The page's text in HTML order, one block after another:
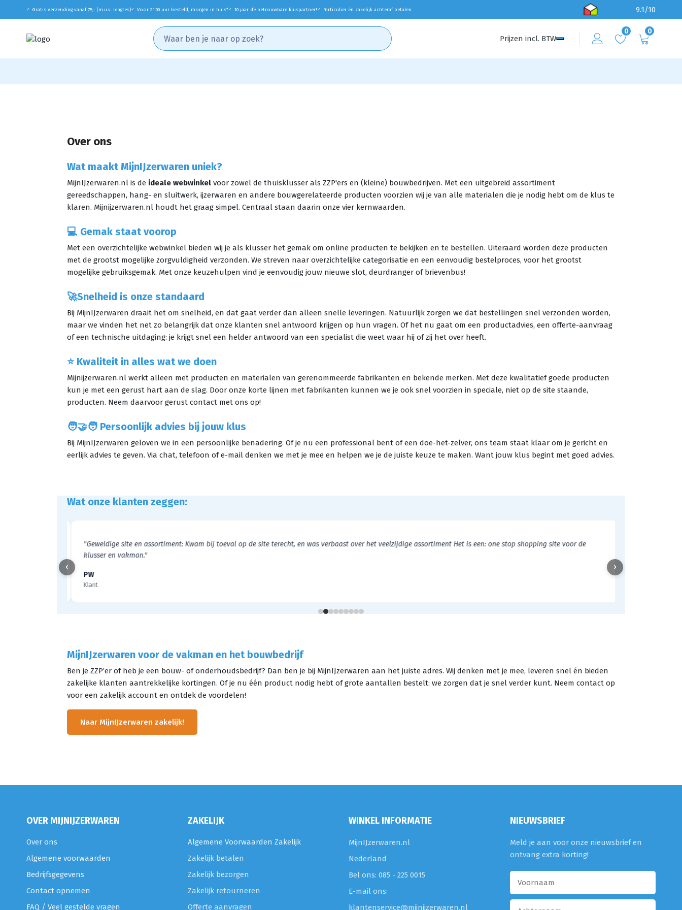
✓ Gratis verzending vanaf 75,- (m.u.v. lengtes)✓ Voor 21:00 uur besteld, morgen in huis*✓ 10 jaar dé betrouwbare kluspartner! ✓ Particulier én zakelijk achteraf betalen 9.1/10
Prijzen incl. BTW
0 0
Over ons
Wat maakt MijnIJzerwaren uniek?
MijnIJzerwaren.nl is de ideale webwinkel voor zowel de thuisklusser als ZZP'ers en (kleine) bouwbedrijven. Met een uitgebreid assortiment
gereedschappen, hang- en sluitwerk, ijzerwaren en andere bouwgerelateerde producten voorzien wij je van alle materialen die je nodig hebt om de klus te
klaren. Mijnijzerwaren.nl houdt het graag simpel. Centraal staan daarin onze vier kernwaarden.
💻 Gemak staat voorop
Met een overzichtelijke webwinkel bieden wij je als klusser het gemak om online producten te bekijken en te bestellen. Uiteraard worden deze producten
met de grootst mogelijke zorgvuldigheid verzonden. We streven naar overzichtelijke categorisatie en een eenvoudig bestelproces, voor het grootst
mogelijke gebruiksgemak. Met onze keuzehulpen vind je eenvoudig jouw nieuwe slot, deurdranger of brievenbus!
🚀Snelheid is onze standaard
Bij MijnIJzerwaren draait het om snelheid, en dat gaat verder dan alleen snelle leveringen. Natuurlijk zorgen we dat bestellingen snel verzonden worden,
maar we vinden het net zo belangrijk dat onze klanten snel antwoord krijgen op hun vragen. Of het nu gaat om een productadvies, een offerte-aanvraag
of een technische uitdaging: je krijgt snel een helder antwoord van een specialist die weet waar hij of zij het over heeft.
⭐ Kwaliteit in alles wat we doen
Mijnijzerwaren.nl werkt alleen met producten en materialen van gerenommeerde fabrikanten en bekende merken. Met deze kwalitatief goede producten
kun je met een gerust hart aan de slag. Door onze korte lijnen met fabrikanten kunnen we je ook snel voorzien in speciale, niet op de site staande,
producten. Neem daarvoor gerust contact met ons op!
🧑‍🤝‍🧑 Persoonlijk advies bij jouw klus
Bij MijnIJzerwaren geloven we in een persoonlijke benadering. Of je nu een professional bent of een doe-het-zelver, ons team staat klaar om je gericht en
eerlijk advies te geven. Via chat, telefoon of e-mail denken we met je mee en helpen we je de juiste keuze te maken. Want jouw klus begint met goed advies.
Wat onze klanten zeggen:
"Geweldige site en assortiment: Kwam bij toeval op de site terecht, en was verbaast over het veelzijdige assortiment Het is een: one stop shopping site voor de
klusser en vakman."
PW
Klant
‹ ›
MijnIJzerwaren voor de vakman en het bouwbedrijf
Ben je ZZP’er of heb je een bouw- of onderhoudsbedrijf? Dan ben je bij MijnIJzerwaren aan het juiste adres. Wij denken met je mee, leveren snel én bieden
zakelijke klanten aantrekkelijke kortingen. Of je nu één product nodig hebt of grote aantallen bestelt: we zorgen dat je snel verder kunt. Neem contact op
voor een zakelijk account en ontdek de voordelen!
Naar MijnIJzerwaren zakelijk!
OVER MIJNIJZERWAREN
Over ons
Algemene voorwaarden
Bedrijfsgegevens
Contact opnemen
FAQ / Veel gestelde vragen
ZAKELIJK
Algemene Voorwaarden Zakelijk
Zakelijk betalen
Zakelijk bezorgen
Zakelijk retourneren
Offerte aanvragen
WINKEL INFORMATIE
MijnIJzerwaren.nl
Nederland
Bel ons: 085 - 225 0015
E-mail ons:
klantenservice@mijnijzerwaren.nl
NIEUWSBRIEF
Meld je aan voor onze nieuwsbrief en
ontvang extra korting!